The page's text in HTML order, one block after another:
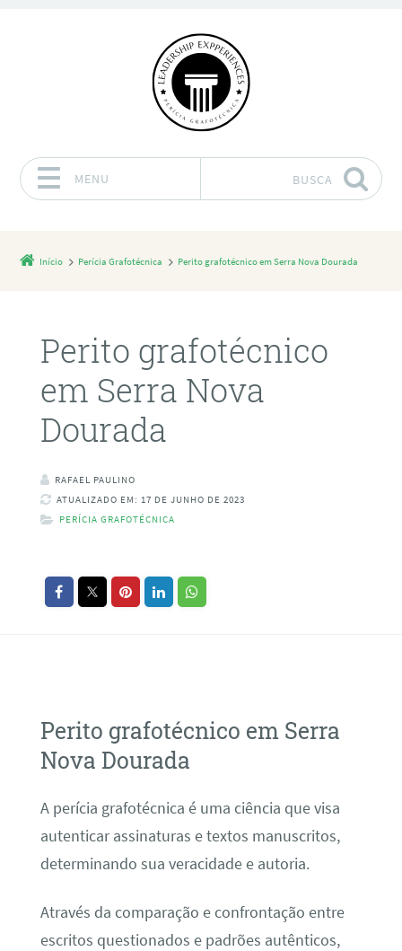
MENU BUSCA
Início Perícia Grafotécnica Perito grafotécnico em Serra Nova Dourada
Perito grafotécnico
em Serra Nova
Dourada
RAFAEL PAULINO
ATUALIZADO EM: 17 DE JUNHO DE 2023
PERÍCIA GRAFOTÉCNICA
Perito grafotécnico em Serra
Nova Dourada
A perícia grafotécnica é uma ciência que visa
autenticar assinaturas e textos manuscritos,
determinando sua veracidade e autoria.
Através da comparação e confrontação entre
escritos questionados e padrões autênticos,